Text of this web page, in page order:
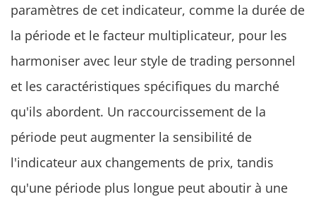
paramètres de cet indicateur, comme la durée de
la période et le facteur multiplicateur, pour les
harmoniser avec leur style de trading personnel
et les caractéristiques spécifiques du marché
qu'ils abordent. Un raccourcissement de la
période peut augmenter la sensibilité de
l'indicateur aux changements de prix, tandis
qu'une période plus longue peut aboutir à une